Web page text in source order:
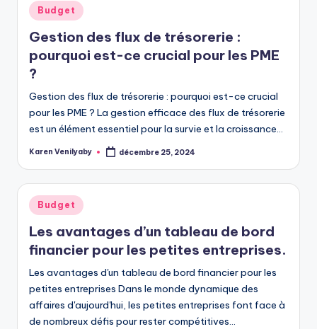
Posted
in
Budget
Gestion des flux de trésorerie :
pourquoi est-ce crucial pour les PME
?
Gestion des flux de trésorerie : pourquoi est-ce crucial
pour les PME ? La gestion efficace des flux de trésorerie
est un élément essentiel pour la survie et la croissance…
Posted
Karen Venilyaby décembre 25, 2024
Posted
in
Budget
Les avantages d’un tableau de bord
financier pour les petites entreprises.
Les avantages d'un tableau de bord financier pour les
petites entreprises Dans le monde dynamique des
affaires d'aujourd'hui, les petites entreprises font face à
de nombreux défis pour rester compétitives…